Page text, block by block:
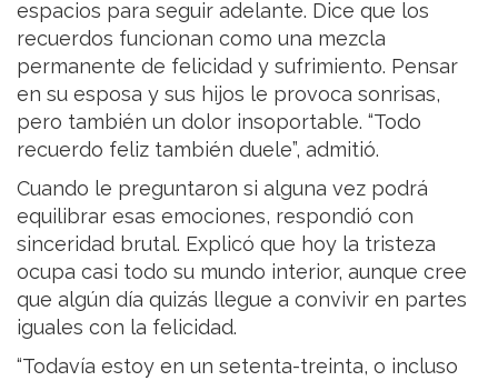
espacios para seguir adelante. Dice que los
recuerdos funcionan como una mezcla
permanente de felicidad y sufrimiento. Pensar
en su esposa y sus hijos le provoca sonrisas,
pero también un dolor insoportable. “Todo
recuerdo feliz también duele”, admitió.
Cuando le preguntaron si alguna vez podrá
equilibrar esas emociones, respondió con
sinceridad brutal. Explicó que hoy la tristeza
ocupa casi todo su mundo interior, aunque cree
que algún día quizás llegue a convivir en partes
iguales con la felicidad.
“Todavía estoy en un setenta-treinta, o incluso